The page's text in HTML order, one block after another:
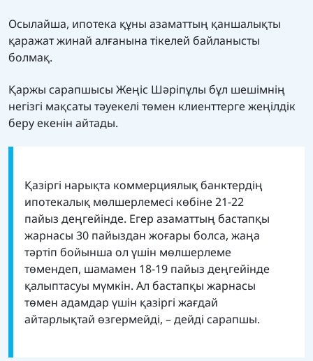
Осылайша, ипотека құны азаматтың қаншалықты
қаражат жинай алғанына тікелей байланысты
болмақ.
Қаржы сарапшысы Жеңіс Шәріпұлы бұл шешімнің
негізгі мақсаты тәуекелі төмен клиенттерге жеңілдік
беру екенін айтады.
Қазіргі нарықта коммерциялық банктердің
ипотекалық мөлшерлемесі көбіне 21-22
пайыз деңгейінде. Егер азаматтың бастапқы
жарнасы 30 пайыздан жоғары болса, жаңа
тәртіп бойынша ол үшін мөлшерлеме
төмендеп, шамамен 18-19 пайыз деңгейінде
қалыптасуы мүмкін. Ал бастапқы жарнасы
төмен адамдар үшін қазіргі жағдай
айтарлықтай өзгермейді, – дейді сарапшы.